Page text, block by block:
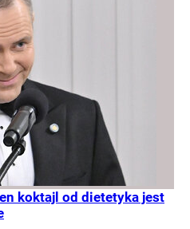
koktajl od dietetyka jest